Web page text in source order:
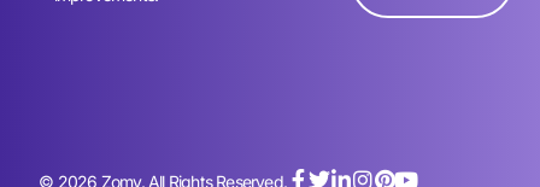
© 2026 Zomy. All Rights Reserved.